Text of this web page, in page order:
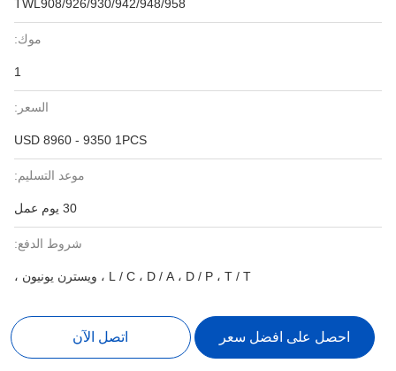
TWL908/926/930/942/948/958
موك:
السعر:
USD 8960 - 9350 1PCS
موعد التسليم:
30 يوم عمل
شروط الدفع:
L / C ، D / A ، D / P ، T / T ، ويسترن يونيون ،
احصل على افضل سعر اتصل الآن